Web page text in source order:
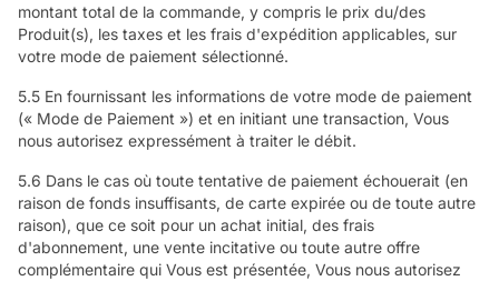
montant total de la commande, y compris le prix du/des
Produit(s), les taxes et les frais d'expédition applicables, sur
votre mode de paiement sélectionné.
5.5 En fournissant les informations de votre mode de paiement
(« Mode de Paiement ») et en initiant une transaction, Vous
nous autorisez expressément à traiter le débit.
5.6 Dans le cas où toute tentative de paiement échouerait (en
raison de fonds insuffisants, de carte expirée ou de toute autre
raison), que ce soit pour un achat initial, des frais
d'abonnement, une vente incitative ou toute autre offre
complémentaire qui Vous est présentée, Vous nous autorisez